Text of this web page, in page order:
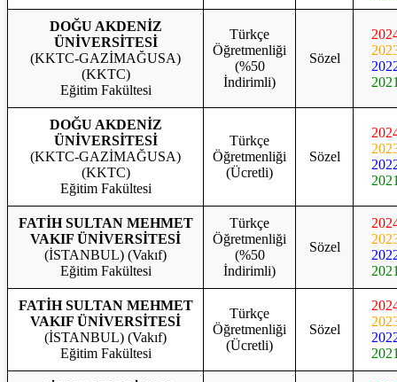
DOĞU AKDENİZ
ÜNİVERSİTESİ
(KKTC-GAZİMAĞUSA)
(KKTC)
Eğitim Fakültesi
Türkçe
Öğretmenliği
(%50
İndirimli)
Sözel
DOĞU AKDENİZ
ÜNİVERSİTESİ
(KKTC-GAZİMAĞUSA)
(KKTC)
Eğitim Fakültesi
Türkçe
Öğretmenliği
(Ücretli)
Sözel
FATİH SULTAN MEHMET
VAKIF ÜNİVERSİTESİ
(İSTANBUL) (Vakıf)
Eğitim Fakültesi
Türkçe
Öğretmenliği
(%50
İndirimli)
Sözel
FATİH SULTAN MEHMET
VAKIF ÜNİVERSİTESİ
(İSTANBUL) (Vakıf)
Eğitim Fakültesi
Türkçe
Öğretmenliği
(Ücretli)
Sözel